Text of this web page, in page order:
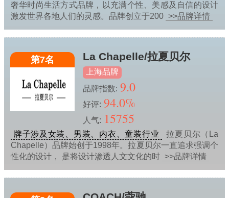
奢华时尚生活方式品牌，以充满个性、美感及自信的设计
激发世界各地人们的灵感。品牌创立于200 >>品牌详情
第7名 La Chapelle/拉夏贝尔
上海品牌
品牌指数: 9.0
好评: 94.0%
人气: 15755
牌子涉及女装、男装、内衣、童装行业
拉夏贝尔（La
Chapelle）品牌始创于1998年。拉夏贝尔一直追求强调个
性化的设计， 是将设计渗透人文文化的时 >>品牌详情